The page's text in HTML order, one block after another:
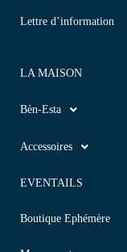
Lettre d’information
LA MAISON
Bèn-Esta
Accessoires
EVENTAILS
Boutique Ephémère